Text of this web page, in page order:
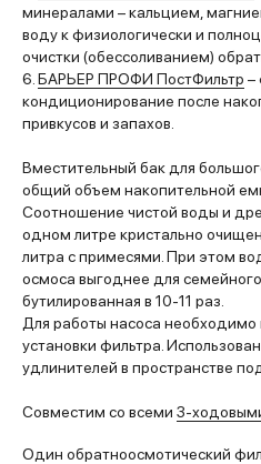
минералами – кальцием,
воду к физиологически и
очистки (обессоливанием)
6. БАРЬЕР ПРОФИ ПостФильтр –
кондиционирование после
привкусов и запахов.
Вместительный бак для
общий объем накопительной
Соотношение чистой воды и
одном литре кристально
литра с примесями. При этом
осмоса выгоднее для
бутилированная в 10-11 раз.
Для работы насоса необходимо
установки фильтра.
удлинителей в пространстве
Совместим со всеми 3-
Один обратноосмотический